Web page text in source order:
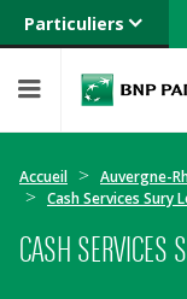
Particuliers
Banque privée
Entreprises
Accueil Auvergne-
Cash Services Sury
CASH SERVICES